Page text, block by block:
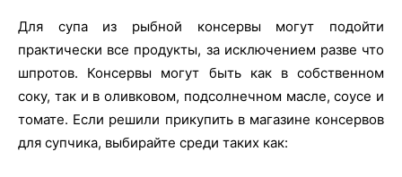
Для супа из рыбной консервы могут подойти
практически все продукты, за исключением разве что
шпротов. Консервы могут быть как в собственном
соку, так и в оливковом, подсолнечном масле, соусе и
томате. Если решили прикупить в магазине консервов
для супчика, выбирайте среди таких как: